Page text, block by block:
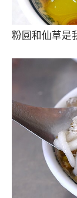
粉圓和仙草是